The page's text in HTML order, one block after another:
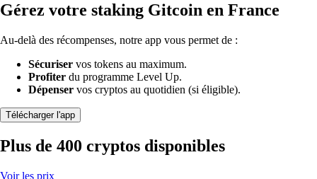
Gérez votre staking Gitcoin en France
Au-delà des récompenses, notre app vous permet de :
Sécuriser vos tokens au maximum.
Profiter du programme Level Up.
Dépenser vos cryptos au quotidien (si éligible).
Télécharger l'app
Plus de 400 cryptos disponibles
Voir les prix